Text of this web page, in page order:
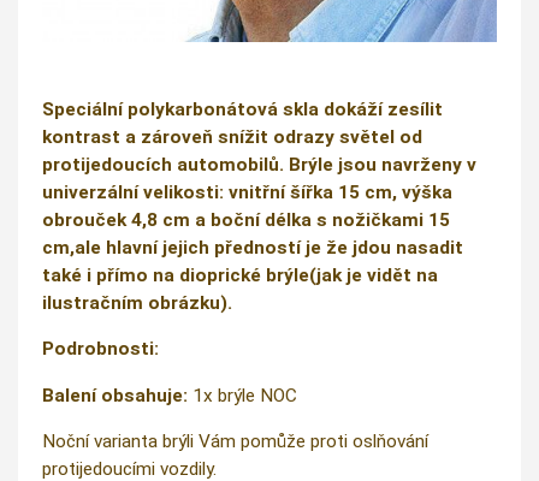
Speciální polykarbonátová skla dokáží zesílit
kontrast a zároveň snížit odrazy světel od
protijedoucích automobilů. Brýle jsou navrženy v
univerzální velikosti: vnitřní šířka 15 cm, výška
obrouček 4,8 cm a boční délka s nožičkami 15
cm,ale hlavní jejich předností je že jdou nasadit
také i přímo na dioprické brýle(jak je vidět na
ilustračním obrázku).
Podrobnosti:
Balení obsahuje: 1x brýle NOC
Noční varianta brýli Vám pomůže proti oslňování
protijedoucími vozdily.